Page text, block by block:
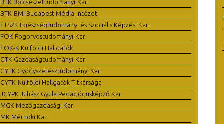
BTK Bölcsészettudományi Kar
BTK-BMI Budapest Média Intézet
ETSZK Egészségtudományi és Szociális Képzési Kar
FOK Fogorvostudományi Kar
FOK-K Külföldi Hallgatók
GTK Gazdaságtudományi Kar
GYTK Gyógyszerésztudományi Kar
GYTK-Külföldi Hallgatók Titkársága
JGYPK Juhász Gyula Pedagógusképző Kar
MGK Mezőgazdasági Kar
MK Mérnöki Kar